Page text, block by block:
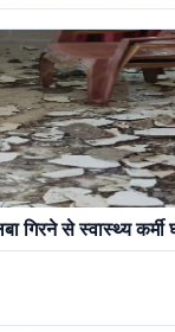
गिरने से स्वास्थ्य कर्मी